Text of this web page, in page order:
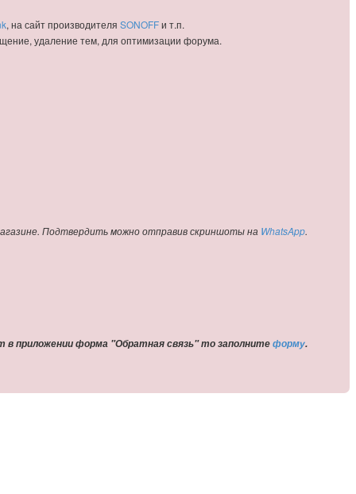
, на сайт производителя SONOFFи т.п.
удаление тем, для оптимизации форума.
Подтвердить можно отправив скриншоты на WhatsApp.
в приложении форма "Обратная связь" то заполнитеформу.